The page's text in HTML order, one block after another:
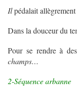
Ilpédalait allègrement
Dans la douceur du
Pour se rendre à
champs…
2-Séquence arbanne